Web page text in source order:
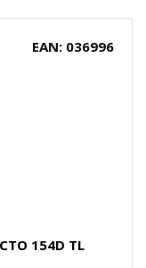
EAN: 036996
154D TL